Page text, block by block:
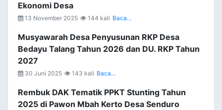
Ekonomi Desa
13 November 2025 144 kali Baca...
Musyawarah Desa Penyusunan RKP Desa
Bedayu Talang Tahun 2026 dan DU. RKP Tahun
2027
30 Juni 2025 143 kali Baca...
Rembuk DAK Tematik PPKT Stunting Tahun
2025 di Pawon Mbah Kerto Desa Senduro